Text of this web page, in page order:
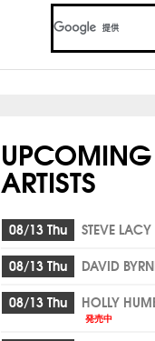
UPCOMING
ARTISTS
08/13 Thu STEVE LACY
08/13 Thu DAVID
08/13 Thu HOLLY
発売中